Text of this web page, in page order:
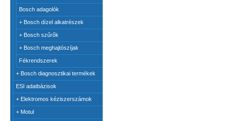
Bosch adagolók
+ Bosch dízel alkatrészek
+ Bosch szűrők
+ Bosch meghajtószíjak
Fékrendszerek
+ Bosch diagnosztikai termékek
ESI adatbázisok
+ Elektromos kéziszerszámok
+ Motul